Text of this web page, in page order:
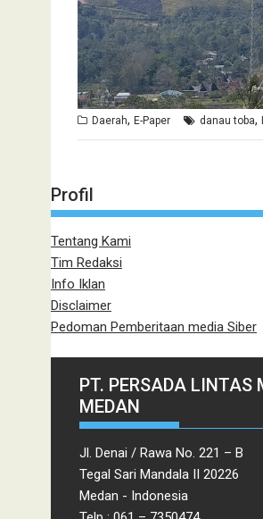
Daerah, E-Paper danau toba,
Profil
Tentang Kami
Tim Redaksi
Info Iklan
Disclaimer
Pedoman Pemberitaan media Siber
PT. PERSADA LINTAS
MEDAN
Jl. Denai / Rawa No. 221 – B
Tegal Sari Mandala II 20226
Medan - Indonesia